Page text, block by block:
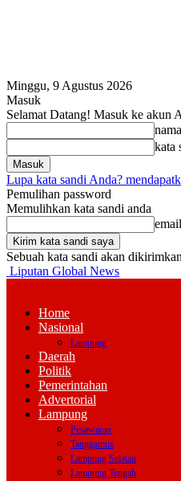
Minggu, 9 Agustus 2026
Masuk
Selamat Datang! Masuk ke akun
kata
Lupa kata sandi Anda?
Pemulihan password
Memulihkan kata sandi anda
Sebuah kata sandi akan
Liputan Global News
Home
Nasional
Lampung
Daerah
Politik
Pemerintahan
Advertorial
Lampung
Pesawaran
Tanggamus
Lampung Selatan
Lampung Tengah